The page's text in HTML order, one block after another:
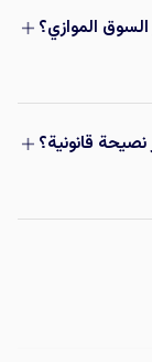
الموازي؟
قانونية؟